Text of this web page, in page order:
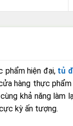
phẩm hiện đại, tủ
hàng thực
khả năng
kỳ ấn tượng.